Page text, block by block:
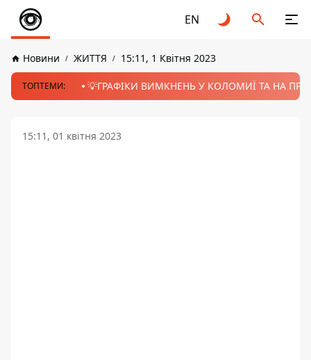
EN
Новини ЖИТТЯ 15:11, 1 Квітня 2023
ТОПТЕМИ: 💡ГРАФІКИ ВИМКНЕНЬ У КОЛОМИЇ ТА НА
15:11, 01 квітня 2023